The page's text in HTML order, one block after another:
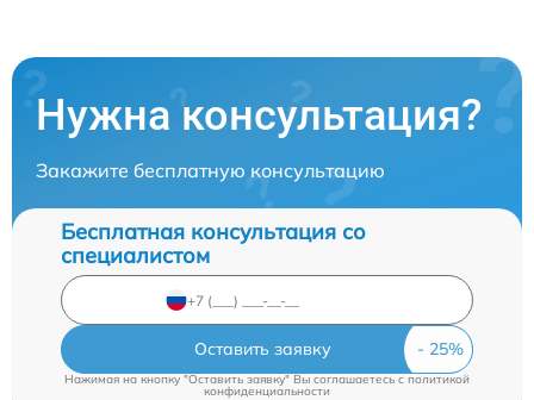
Нужна консультация?
Закажите бесплатную консультацию
Бесплатная консультация со
специалистом
Оставить заявку
Нажимая на кнопку "Оставить заявку" Вы соглашаетесь cполитикой
конфиденциальности